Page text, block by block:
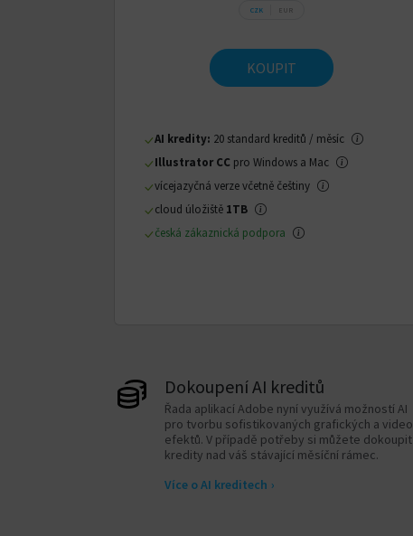
CZK EUR
KOUPIT
AI kredity: 20 standard kreditů / měsíc
Illustrator CC pro Windows a Mac
vícejazyčná verze včetně češtiny
cloud úložiště 1TB
česká zákaznická podpora
Dokoupení AI kreditů
Řada aplikací Adobe nyní využívá možností AI
pro tvorbu sofistikovaných grafických a video
efektů. V případě potřeby si můžete dokoupit
kredity nad váš stávající měsíční rámec.
Více o AI kreditech ›